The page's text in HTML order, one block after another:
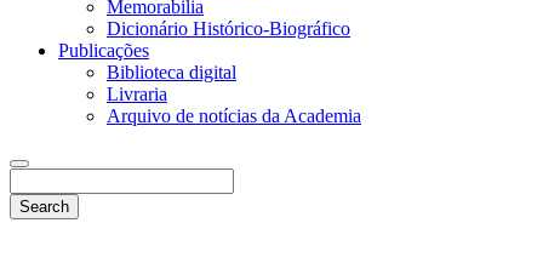
Memorabilia
Dicionário Histórico-Biográfico
Publicações
Biblioteca digital
Livraria
Arquivo de notícias da Academia